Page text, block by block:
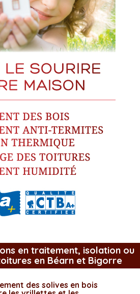
en traitement, isolation ou
en Béarn et Bigorre
des solives en bois